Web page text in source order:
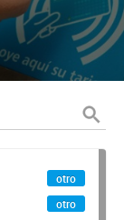
otro
otro